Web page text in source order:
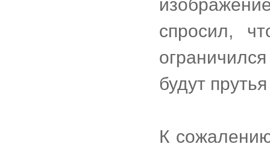
спросил,
будут
К